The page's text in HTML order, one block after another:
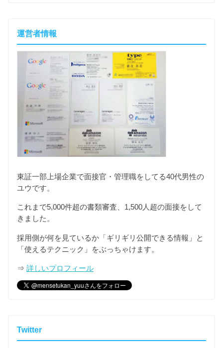
運営者情報
東証一部上場企業で面接官・管理職をしてる40代男性の
ユウです。
これまで5,000件超の書類審査、1,500人超の面接をして
きました。
採用側が何を見ているか「ギリギリ公開できる情報」と
「使えるテクニック」をぶっちゃけます。
⇒詳しいプロフィール
Twitter